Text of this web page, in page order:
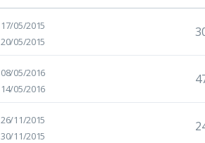
17/05/2015
20/05/2015
08/05/2016
14/05/2016
26/11/2015
30/11/2015